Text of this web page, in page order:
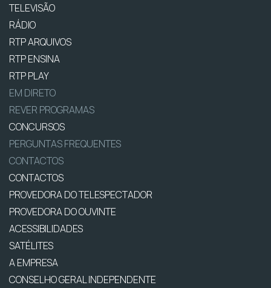
TELEVISÃO
RÁDIO
RTP ARQUIVOS
RTP ENSINA
RTP PLAY
EM DIRETO
REVER PROGRAMAS
CONCURSOS
PERGUNTAS FREQUENTES
CONTACTOS
CONTACTOS
PROVEDORA DO TELESPECTADOR
PROVEDORA DO OUVINTE
ACESSIBILIDADES
SATÉLITES
A EMPRESA
CONSELHO GERAL INDEPENDENTE